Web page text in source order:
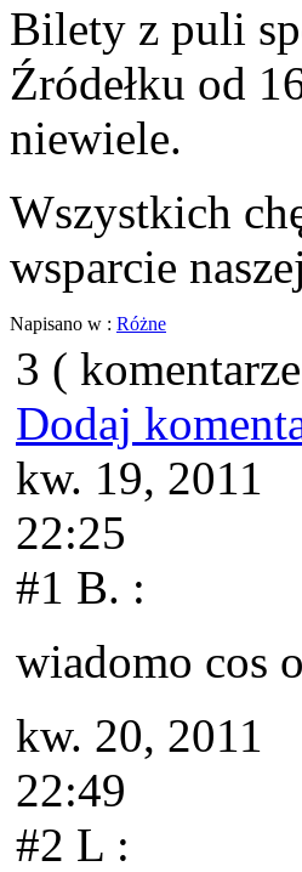
Bilety z puli
Źródełku od
niewiele.
Wszystkich
wsparcie
Napisano w : Różne
3 (
Dodaj
kw. 19, 2011
22:25
#1 B. :
wiadomo cos
kw. 20, 2011
22:49
#2 L :